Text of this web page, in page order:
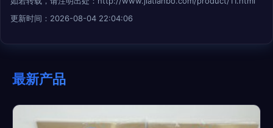
更新时间：2026-08-04 22:04:06
最新产品